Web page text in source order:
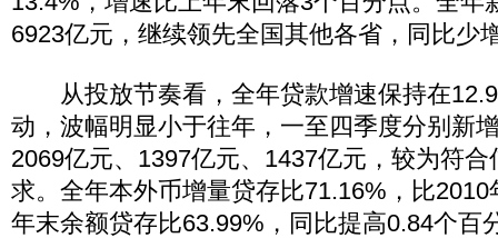
6923亿元，继续领先全国其他各省，同比少
从投放节奏看，全年贷款增速保持在
动，波幅明显小于往年，一至四季度分别新
2069亿元、1397亿元、1437亿元，较为符
求。全年本外币增量贷存比71.16%，比
年末余额贷存比63.99%，同比提高0.84个百